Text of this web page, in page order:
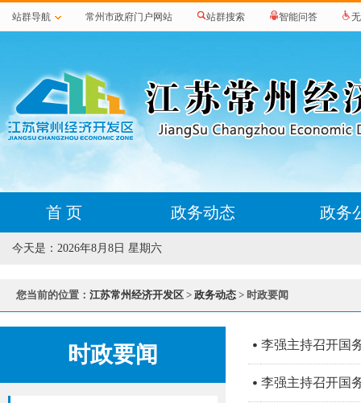
站群导航 常州市政府门户网站 站群搜索 智能问答
首 页 政务动态 政务
今天是： 2026年8月8日 星期六
您当前的位置： 江苏常州经济开发区 > 政务动态 > 时政要闻
时政要闻 李强主持召开国
李强主持召开国